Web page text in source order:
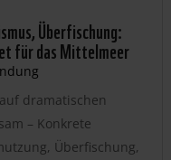
Überfischung:
für das Mittelmeer
dramatischen
– Konkrete
Überfischung,